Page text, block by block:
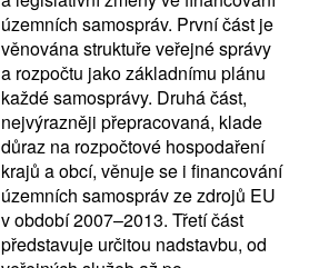
územních samospráv. První část je
věnována struktuře veřejné správy
a rozpočtu jako základnímu plánu
každé samosprávy. Druhá část,
nejvýrazněji přepracovaná, klade
důraz na rozpočtové hospodaření
krajů a obcí, věnuje se i financování
územních samospráv ze zdrojů EU
v období 2007–2013. Třetí část
představuje určitou nadstavbu, od